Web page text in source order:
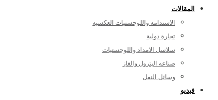
المقالات
الاستدامه واللوجستيات العكسيه
تجارة دولية
سلاسل الامداد واللوجستيات
صناعه البترول والغاز
وسائل النقل
فيديو